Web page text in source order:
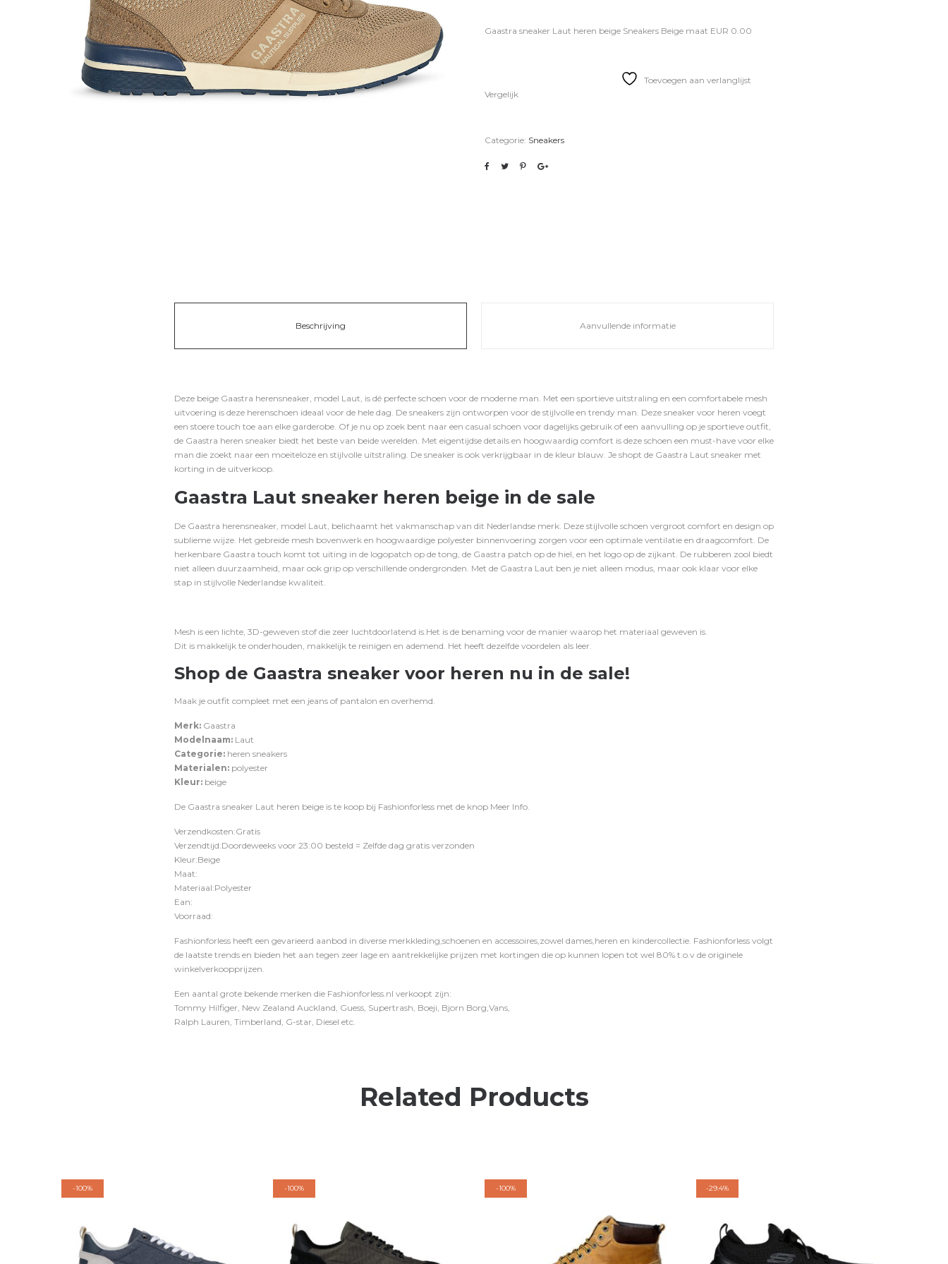
Gaastra sneaker Laut heren beige Sneakers Beige maat EUR 0.00
Toevoegen aan verlanglijst
Vergelijk
Categorie: Sneakers
Beschrijving Aanvullende informatie
Deze beige Gaastra herensneaker, model Laut, is dé perfecte schoen voor de moderne man. Met een sportieve uitstraling en een comfortabele mesh
uitvoering is deze herenschoen ideaal voor de hele dag. De sneakers zijn ontworpen voor de stijlvolle en trendy man. Deze sneaker voor heren voegt
een stoere touch toe aan elke garderobe. Of je nu op zoek bent naar een casual schoen voor dagelijks gebruik of een aanvulling op je sportieve outfit,
de Gaastra heren sneaker biedt het beste van beide werelden. Met eigentijdse details en hoogwaardig comfort is deze schoen een must-have voor elke
man die zoekt naar een moeiteloze en stijlvolle uitstraling. De sneaker is ook verkrijgbaar in de kleur blauw. Je shopt de Gaastra Laut sneaker met
korting in de uitverkoop.
Gaastra Laut sneaker heren beige in de sale
De Gaastra herensneaker, model Laut, belichaamt het vakmanschap van dit Nederlandse merk. Deze stijlvolle schoen vergroot comfort en design op
sublieme wijze. Het gebreide mesh bovenwerk en hoogwaardige polyester binnenvoering zorgen voor een optimale ventilatie en draagcomfort. De
herkenbare Gaastra touch komt tot uiting in de logopatch op de tong, de Gaastra patch op de hiel, en het logo op de zijkant. De rubberen zool biedt
niet alleen duurzaamheid, maar ook grip op verschillende ondergronden. Met de Gaastra Laut ben je niet alleen modus, maar ook klaar voor elke
stap in stijlvolle Nederlandse kwaliteit.
Mesh is een lichte, 3D-geweven stof die zeer luchtdoorlatend is.Het is de benaming voor de manier waarop het materiaal geweven is.
Dit is makkelijk te onderhouden, makkelijk te reinigen en ademend. Het heeft dezelfde voordelen als leer.
Shop de Gaastra sneaker voor heren nu in de sale!
Maak je outfit compleet met een jeans of pantalon en overhemd.
Merk: Gaastra
Modelnaam: Laut
Categorie: heren sneakers
Materialen: polyester
Kleur: beige
De Gaastra sneaker Laut heren beige is te koop bij Fashionforless met de knop Meer Info.
Verzendkosten:Gratis
Verzendtijd:Doordeweeks voor 23:00 besteld = Zelfde dag gratis verzonden
Kleur:Beige
Maat:
Materiaal:Polyester
Ean:
Voorraad:
Fashionforless heeft een gevarieerd aanbod in diverse merkkleding,schoenen en accessoires,zowel dames,heren en kindercollectie. Fashionforless volgt
de laatste trends en bieden het aan tegen zeer lage en aantrekkelijke prijzen met kortingen die op kunnen lopen tot wel 80% t.o.v de originele
winkelverkoopprijzen.
Een aantal grote bekende merken die Fashionforless.nl verkoopt zijn:
Tommy Hilfiger, New Zealand Auckland, Guess, Supertrash, Boeji, Bjorn Borg,Vans,
Ralph Lauren, Timberland, G-star, Diesel etc.
Related Products
-100% -100% -100% -29.4%